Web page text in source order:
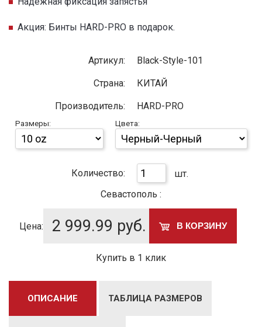
Акция: Бинты HARD-PRO в подарок.
Артикул: Black-Style-101
Страна: КИТАЙ
Производитель: HARD-PRO
Размеры: Цвета:
Количество:
шт.
Севастополь :
Цена: 2 999.99 руб. В КОРЗИНУ
Купить в 1 клик
ОПИСАНИЕ ТАБЛИЦА РАЗМЕРОВ